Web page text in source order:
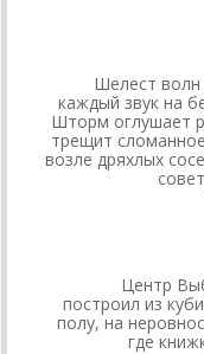
Шелест волн
каждый звук на
Шторм оглушает
трещит
возле дряхлых
Центр
построил из
полу, на
где